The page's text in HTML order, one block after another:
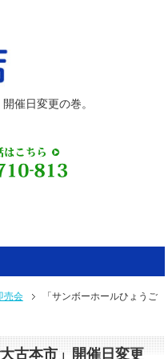
催日変更の巻。
売会
「サンボーホールひょうご
古本市」開催日変更